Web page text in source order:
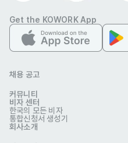
Get the KOWORK App
채용 공고
커뮤니티
비자 센터
한국의 모든 비자
통합신청서 생성기
회사소개